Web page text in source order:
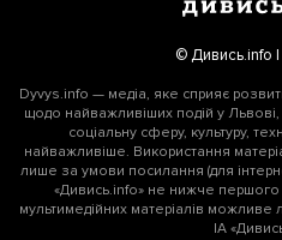
© Дивись.info
Dyvys.info — медіа, яке сприяє
щодо найважливіших подій у Львові,
соціальну сферу, культуру,
найважливіше. Використання
лише за умови посилання (для
«Дивись.info» не нижче першого
мультимедійних матеріалів
ІА